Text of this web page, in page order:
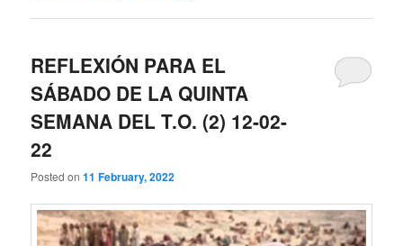
REFLEXIÓN PARA EL
SÁBADO DE LA QUINTA
SEMANA DEL T.O. (2) 12-02-
22
Posted on11 February, 2022